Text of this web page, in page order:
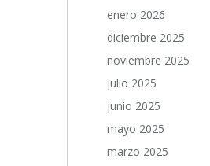
enero 2026
diciembre 2025
noviembre 2025
julio 2025
junio 2025
mayo 2025
marzo 2025